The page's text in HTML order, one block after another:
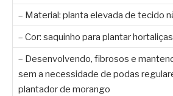
– Material: planta elevada de tecido
– Cor: saquinho para plantar
– Desenvolvendo, fibrosos e
sem a necessidade de podas
plantador de morango